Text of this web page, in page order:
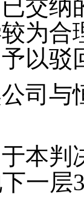
交纳
为合
以驳
司与
本判
一